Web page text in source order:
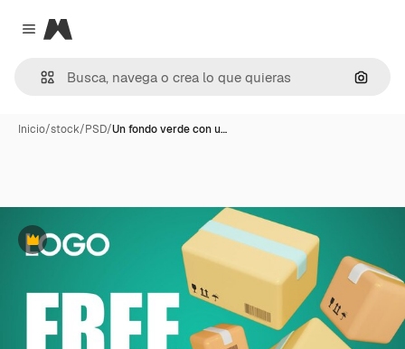
Close menu
Magnific
Inicio/stock/PSD/Un fondo verde con u…
Premium